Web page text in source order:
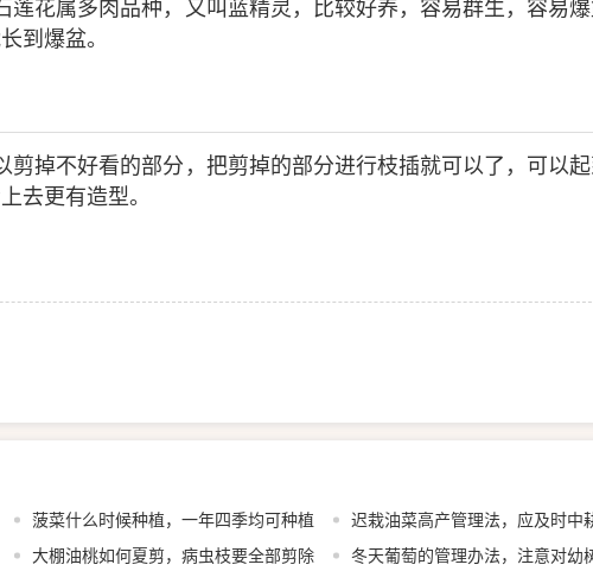
莲花属多肉品种，又叫蓝精灵，比较好养，容易群生，容易爆
到爆盆。
剪掉不好看的部分，把剪掉的部分进行枝插就可以了，可以
去更有造型。
菠菜什么时候种植，一年四季均可种植
迟栽油菜高产管理法，应及时中
大棚油桃如何夏剪，病虫枝要全部剪除 冬天葡萄的管理办法，注意对幼